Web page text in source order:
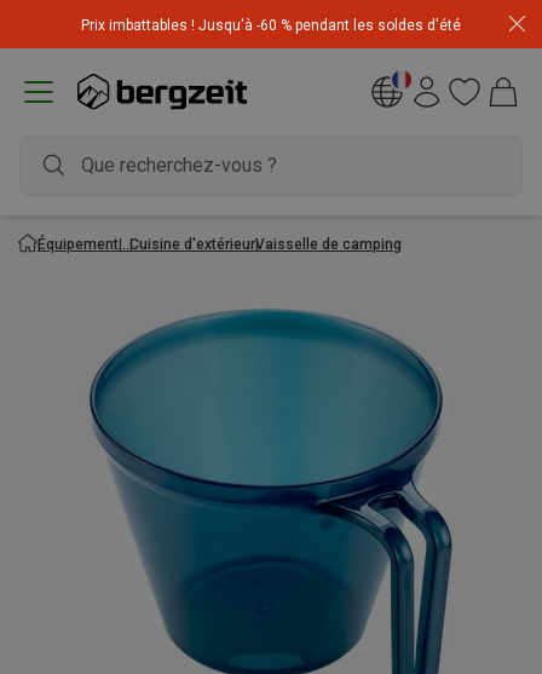
Prix imbattables ! Jusqu'à -60 % pendant les soldes d'été
l'article le moins cher! Code
Équipement Cuisine d'extérieurVaisselle de camping